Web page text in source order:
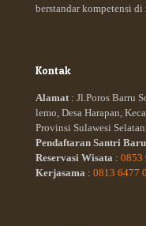
berstandar kompetensi
Kontak
Alamat : Jl.Poros Barru
lemo, Desa Harapan,
Provinsi Sulawesi
Pendaftaran Santri Baru
Reservasi Wisata : 0853
Kerjasama : 0813 6477